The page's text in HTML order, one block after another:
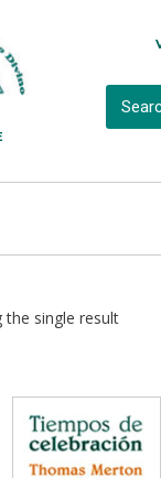
the single result